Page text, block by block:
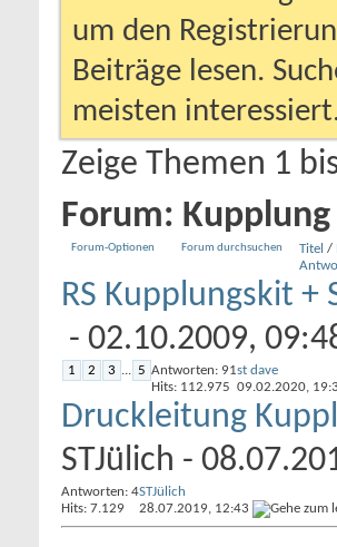
um den
Beiträge lesen.
meisten
Zeige Themen 1
Forum: Kupplung
Forum-Optionen Forum durchsuchen Titel /
RS Kupplungskit +
- 02.10.2009,
1 2 3 ... 5 Antworten: 91
Hits: 112.975
st dave
09.02.2020,
Druckleitung
STJülich -
Antworten: 4
Hits: 7.129
STJülich
28.07.2019, 12:43